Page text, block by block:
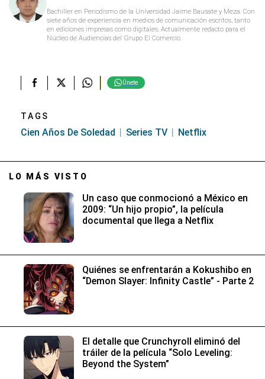
Bachiller en Periodismo de la Universidad Jaime Bausate y Meza. Con
siete años de experiencia en medios de comunicación escritos, tanto
en ediciones impresas como digitales. Actualmente redacto para el
Núcleo de Audiencias del Grupo El Comercio.
Únete
TAGS
Cien Años De Soledad Series TV Netflix
LO MÁS VISTO
Un caso que conmocionó a México en
2009: “Un hijo propio”, la película
documental que llega a Netflix
Quiénes se enfrentarán a Kokushibo en
“Demon Slayer: Infinity Castle” - Parte 2
El detalle que Crunchyroll eliminó del
tráiler de la película “Solo Leveling:
Beyond the System”